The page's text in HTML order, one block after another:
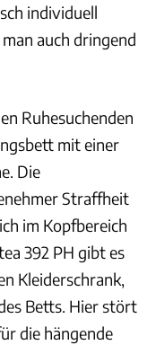
individuell
auch dringend
Ruhesuchenden
mit einer
Die
Straffheit
im Kopfbereich
392 PH gibt es
Kleiderschrank,
Betts. Hier stört
die hängende